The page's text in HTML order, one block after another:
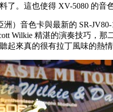
了。這也使得 XV-5080 的音
洲）音色卡與最新的 SR-
Wilkie 精湛的演奏技巧，
起來真的很有拉丁風味的熱情